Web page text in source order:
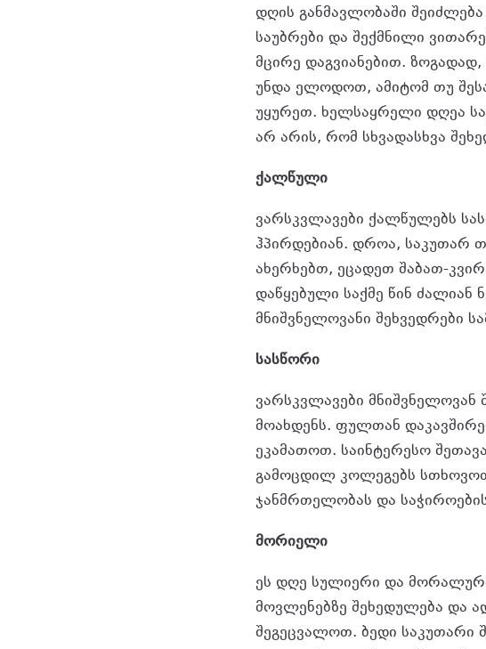
დღის განმავლობაში
საუბრები და შექმნილი
მცირე დაგვიანებით.
უნდა ელოდოთ, ამიტომ თუ
უყურეთ. ხელსაყრელი დღეა
არ არის, რომ სხვადასხვა
ქალწული
ვარსკვლავები ქალწულებს
ჰპირდებიან. დროა, საკუთარ
ახერხებთ, ეცადეთ შაბათ-
დაწყებული საქმე წინ ძალიან
მნიშვნელოვანი შეხვედრები
სასწორი
ვარსკვლავები
მოახდენს. ფულთან
ეკამათოთ. საინტერესო
გამოცდილ კოლეგებს
ჯანმრთელობას და
მორიელი
ეს დღე სულიერი და
მოვლენებზე შეხედულება და
შეგეცვალოთ. ბედი საკუთარი